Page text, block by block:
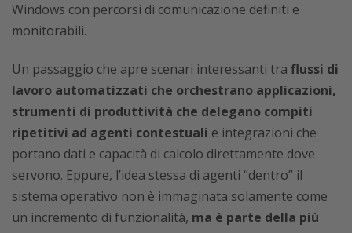
Windows con percorsi di comunicazione definiti e
monitorabili.
Un passaggio che apre scenari interessanti tra flussi di
lavoro automatizzati che orchestrano applicazioni,
strumenti di produttività che delegano compiti
ripetitivi ad agenti contestuali e integrazioni che
portano dati e capacità di calcolo direttamente dove
servono. Eppure, l’idea stessa di agenti “dentro” il
sistema operativo non è immaginata solamente come
un incremento di funzionalità, ma è parte della più